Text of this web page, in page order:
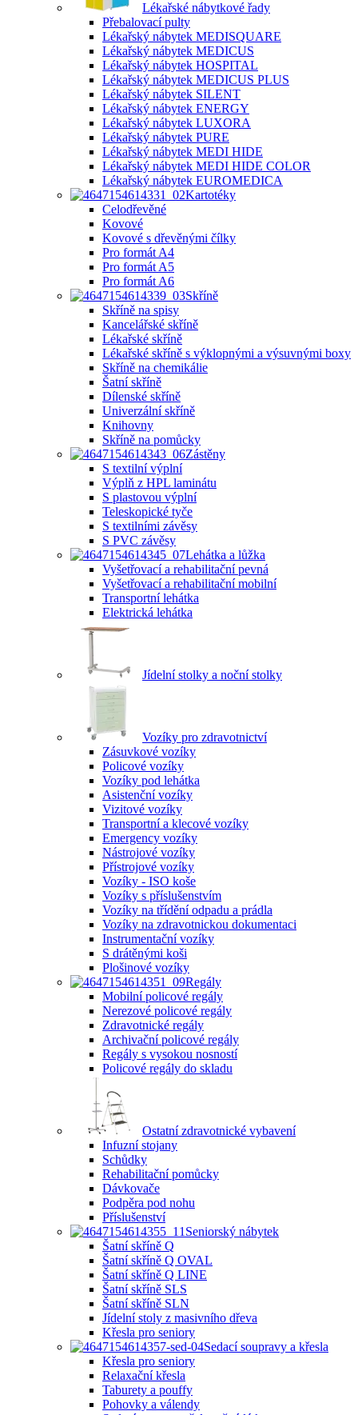
Lékařské nábytkové řady
Přebalovací pulty
Lékařský nábytek MEDISQUARE
Lékařský nábytek MEDICUS
Lékařský nábytek HOSPITAL
Lékařský nábytek MEDICUS PLUS
Lékařský nábytek SILENT
Lékařský nábytek ENERGY
Lékařský nábytek LUXORA
Lékařský nábytek PURE
Lékařský nábytek MEDI HIDE
Lékařský nábytek MEDI HIDE COLOR
Lékařský nábytek EUROMEDICA
Kartotéky
Celodřevěné
Kovové
Kovové s dřevěnými čílky
Pro formát A4
Pro formát A5
Pro formát A6
Skříně
Skříně na spisy
Kancelářské skříně
Lékařské skříně
Lékařské skříně s výklopnými a výsuvnými boxy
Skříně na chemikálie
Šatní skříně
Dílenské skříně
Univerzální skříně
Knihovny
Skříně na pomůcky
Zástěny
S textilní výplní
Výplň z HPL laminátu
S plastovou výplní
Teleskopické tyče
S textilními závěsy
S PVC závěsy
Lehátka a lůžka
Vyšetřovací a rehabilitační pevná
Vyšetřovací a rehabilitační mobilní
Transportní lehátka
Elektrická lehátka
Jídelní stolky a noční stolky
Vozíky pro zdravotnictví
Zásuvkové vozíky
Policové vozíky
Vozíky pod lehátka
Asistenční vozíky
Vizitové vozíky
Transportní a klecové vozíky
Emergency vozíky
Nástrojové vozíky
Přístrojové vozíky
Vozíky - ISO koše
Vozíky s příslušenstvím
Vozíky na třídění odpadu a prádla
Vozíky na zdravotnickou dokumentaci
Instrumentační vozíky
S drátěnými koši
Plošinové vozíky
Regály
Mobilní policové regály
Nerezové policové regály
Zdravotnické regály
Archivační policové regály
Regály s vysokou nosností
Policové regály do skladu
Ostatní zdravotnické vybavení
Infuzní stojany
Schůdky
Rehabilitační pomůcky
Dávkovače
Podpěra pod nohu
Příslušenství
Seniorský nábytek
Šatní skříně Q
Šatní skříně Q OVAL
Šatní skříně Q LINE
Šatní skříně SLS
Šatní skříně SLN
Jídelní stoly z masivního dřeva
Křesla pro seniory
Sedací soupravy a křesla
Křesla pro seniory
Relaxační křesla
Taburety a pouffy
Pohovky a válendy